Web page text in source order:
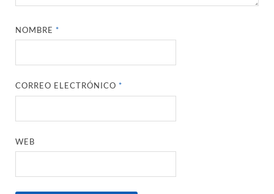
NOMBRE*
CORREO ELECTRÓNICO*
WEB